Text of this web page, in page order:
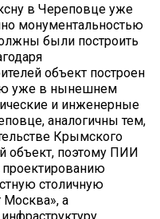
в Череповце уже
монументальностью
были построить
объект построен
уже в нынешнем
и инженерные
аналогичны тем,
Крымского
объект, поэтому ПИИ
проектированию
столичную
Москва», а